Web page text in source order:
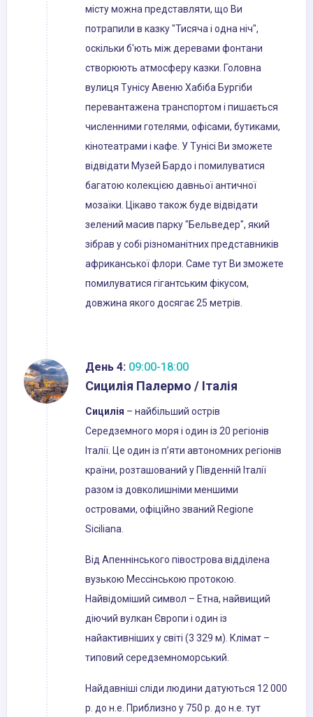
місту можна представляти, що Ви
потрапили в казку "Тисяча і одна ніч",
оскільки б'ють між деревами фонтани
створюють атмосферу казки. Головна
вулиця Тунісу Авеню Хабіба Бургіби
перевантажена транспортом і пишається
численними готелями, офісами, бутиками,
кінотеатрами і кафе. У Тунісі Ви зможете
відвідати Музей Бардо і помилуватися
багатою колекцією давньої античної
мозаїки. Цікаво також буде відвідати
зелений масив парку "Бельведер", який
зібрав у собі різноманітних представників
африканської флори. Саме тут Ви зможете
помилуватися гігантським фікусом,
довжина якого досягає 25 метрів.
День 4: 09:00-18:00
Сицилія Палермо / Італія
Сицилія – найбільший острів
Середземного моря і один із 20 регіонів
Італії. Це один із п’яти автономних регіонів
країни, розташований у Південній Італії
разом із довколишніми меншими
островами, офіційно званий Regione
Siciliana.
Від Апеннінського півострова відділена
вузькою Мессінською протокою.
Найвідоміший символ – Етна, найвищий
діючий вулкан Європи і один із
найактивніших у світі (3 329 м). Клімат –
типовий середземноморський.
Найдавніші сліди людини датуються 12 000
р. до н.е. Приблизно у 750 р. до н.е. тут